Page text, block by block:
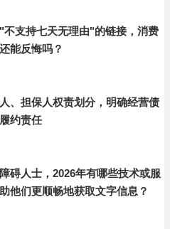
不支持七天无理由"的链接，消费
能反悔吗？
、担保人权责划分，明确经营债
约责任
碍人士，2026年有哪些技术或服
他们更顺畅地获取文字信息？